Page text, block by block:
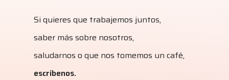
Si quieres que trabajemos juntos,
saber más sobre nosotros,
saludarnos o que nos tomemos un café,
escríbenos.